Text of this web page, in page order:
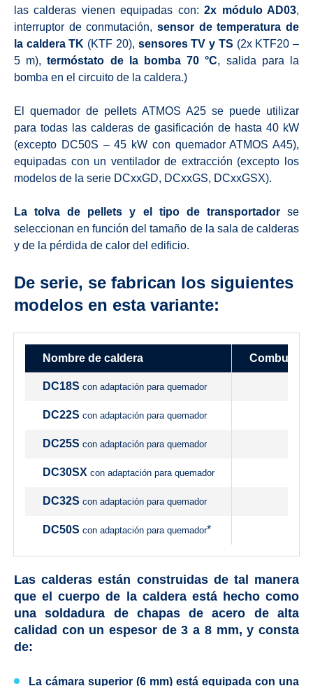
las calderas vienen equipadas con:2x módulo AD03,
interruptor de conmutación, sensor de temperatura de
la caldera TK (KTF 20), sensores TV y TS (2x KTF20 –
5 m),termóstato de la bomba 70 °C, salida para la
bomba en el circuito de la caldera.)
El quemador de pellets ATMOS A25 se puede utilizar
para todas las calderas de gasificación de hasta 40 kW
(excepto DC50S – 45 kW con quemador ATMOS A45),
equipadas con un ventilador de extracción (excepto los
modelos de la serie DCxxGD, DCxxGS, DCxxGSX).
La tolva de pellets y el tipo de transportadorse
seleccionan en función del tamaño de la sala de calderas
y de la pérdida de calor del edificio.
De serie, se fabrican los siguientes
modelos en esta variante:
Nombre de caldera
DC18S con adaptación para quemador
DC22S con adaptación para quemador
DC25S con adaptación para quemador
DC30SX con adaptación para quemador
DC32S con adaptación para quemador
DC50S con adaptación para quemador*
Las calderas están construidas de tal manera
que el cuerpo de la caldera está hecho como
una soldadura de chapas de acero de alta
calidad con un espesor de 3 a 8 mm, y consta
de:
La cámara superior (6 mm) está equipada con una